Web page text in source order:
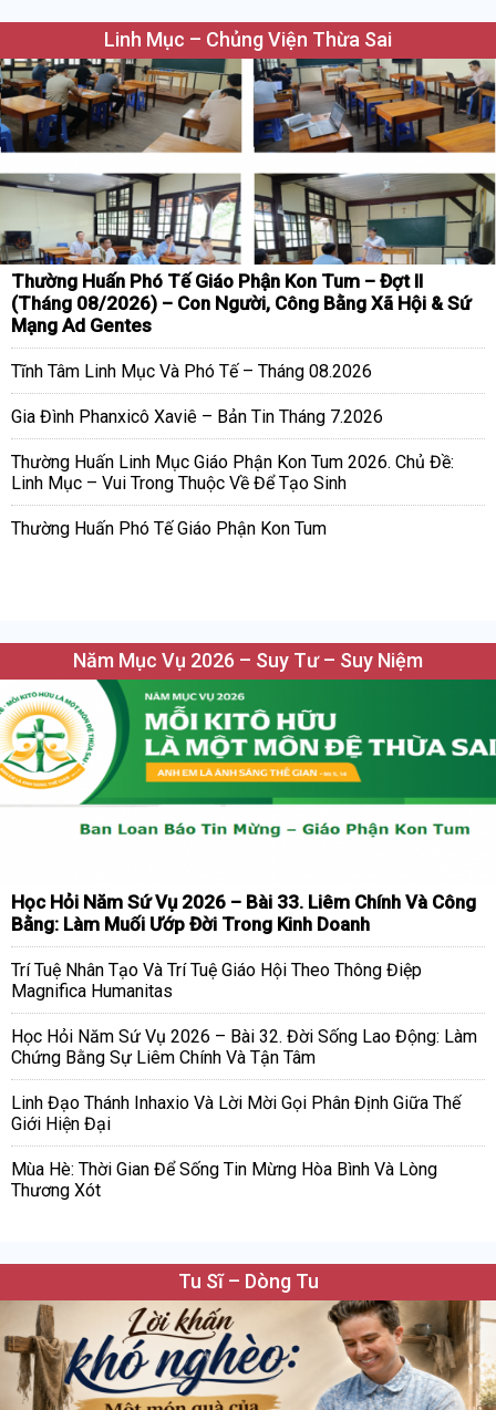
Linh Mục – Chủng Viện Thừa Sai
Thường Huấn Phó Tế Giáo Phận Kon Tum – Đợt II
(Tháng 08/2026) – Con Người, Công Bằng Xã Hội & Sứ
Mạng Ad Gentes
Tĩnh Tâm Linh Mục Và Phó Tế – Tháng 08.2026
Gia Đình Phanxicô Xaviê – Bản Tin Tháng 7.2026
Thường Huấn Linh Mục Giáo Phận Kon Tum 2026. Chủ Đề:
Linh Mục – Vui Trong Thuộc Về Để Tạo Sinh
Thường Huấn Phó Tế Giáo Phận Kon Tum
Năm Mục Vụ 2026 – Suy Tư – Suy Niệm
Học Hỏi Năm Sứ Vụ 2026 – Bài 33. Liêm Chính Và Công
Bằng: Làm Muối Ướp Đời Trong Kinh Doanh
Trí Tuệ Nhân Tạo Và Trí Tuệ Giáo Hội Theo Thông Điệp
Magnifica Humanitas
Học Hỏi Năm Sứ Vụ 2026 – Bài 32. Đời Sống Lao Động: Làm
Chứng Bằng Sự Liêm Chính Và Tận Tâm
Linh Đạo Thánh Inhaxio Và Lời Mời Gọi Phân Định Giữa Thế
Giới Hiện Đại
Mùa Hè: Thời Gian Để Sống Tin Mừng Hòa Bình Và Lòng
Thương Xót
Tu Sĩ – Dòng Tu